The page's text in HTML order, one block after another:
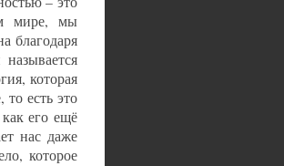
мире, мы
благодаря
которая
то есть это
его ещё
нас даже
которое